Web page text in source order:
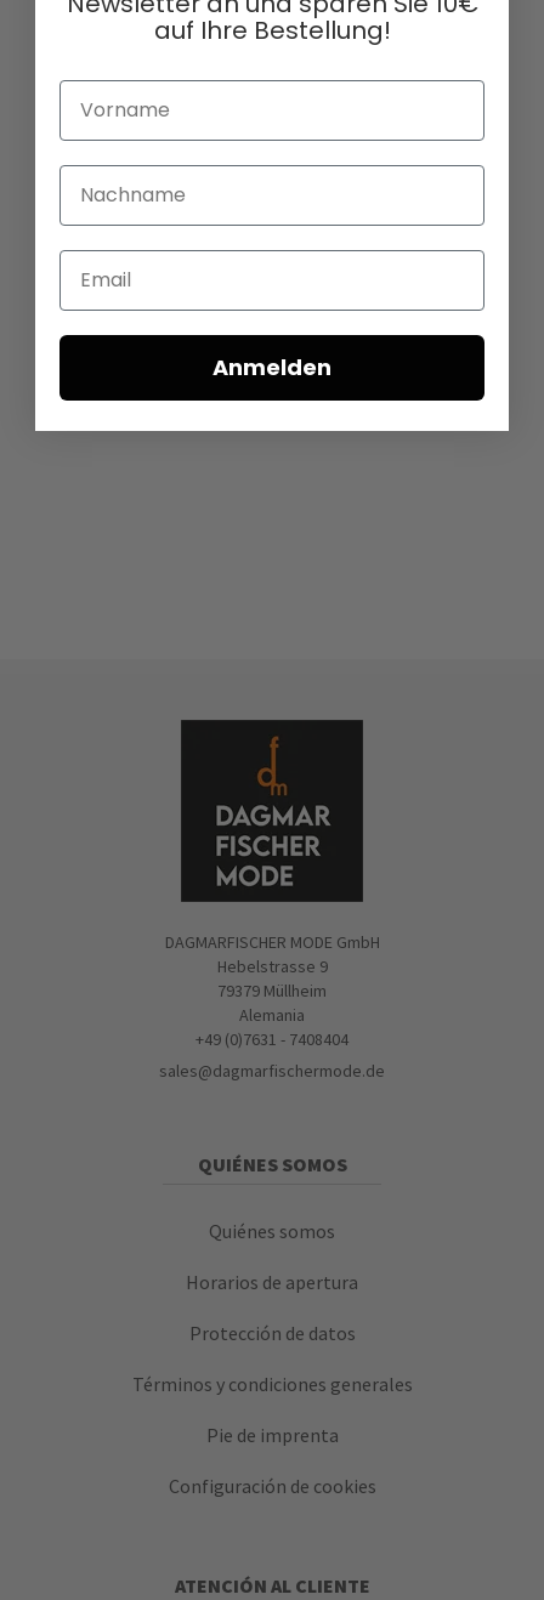
DAGMARFISCHER MODE GmbH
Hebelstrasse 9
79379 Müllheim
Alemania
+49 (0)7631 - 7408404
sales@dagmarfischermode.de
QUIÉNES SOMOS
Quiénes somos
Horarios de apertura
Protección de datos
Términos y condiciones generales
Pie de imprenta
Configuración de cookies
ATENCIÓN AL CLIENTE
auf Ihre Bestellung!
Vorname
Nachname
Email
Anmelden